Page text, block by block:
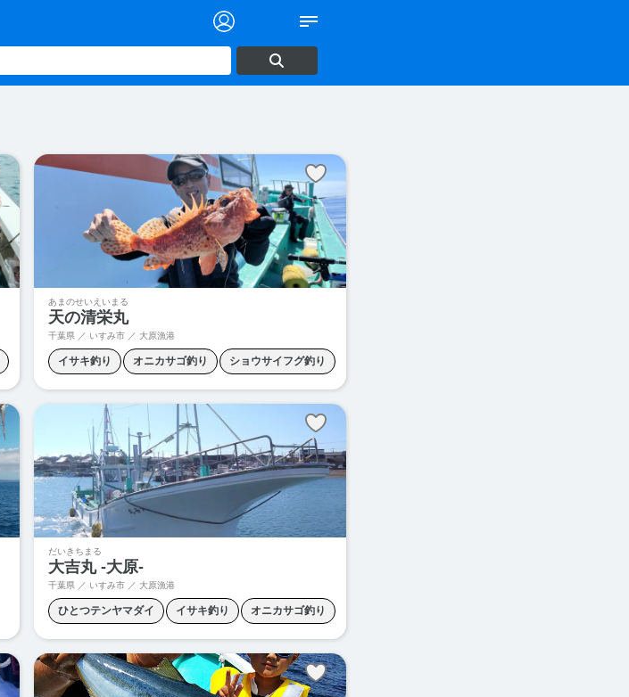
あまのせいえいまる
天の清栄丸
千葉県 ／ いすみ市 ／ 大原漁港
イサキ釣り オニカサゴ釣り ショウサイフグ釣り
スルメイカ釣り ヒラメ釣り マダイ釣り
マハタ釣り ヤリイカ釣り 根魚釣り
だいきちまる
大吉丸 -大原-
千葉県 ／ いすみ市 ／ 大原漁港
ひとつテンヤマダイ イサキ釣り オニカサゴ釣り
スルメイカ釣り タイラバ ヒラメ釣り
マダイジギング マダコ釣り マハタ釣り